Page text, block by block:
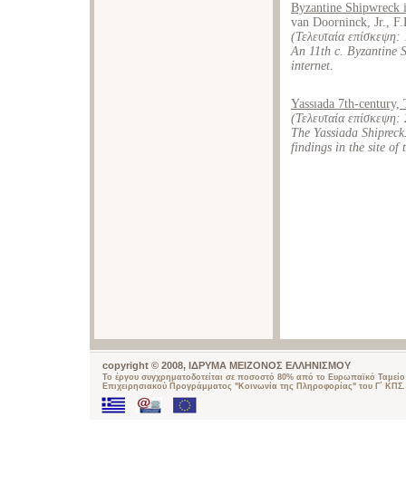
Byzantine Shipwreck
van Doorninck, Jr.,
(Τελευταία επίσκεψη:
An 11th c. Byzantine
internet.
Yassıada 7th-
(Τελευταία επίσκεψη:
The Yassiada
findings in the site of
copyright © 2008, ΙΔΡΥΜΑ ΜΕΙΖΟΝΟΣ ΕΛΛΗΝΙΣΜΟΥ
Το έργου συγχρηματοδοτείται σε ποσοστό 80% από το Ευρωπαϊκό
Επιχειρησιακού Προγράμματος "Κοινωνία της Πληροφορίας" του Γ΄ ΚΠΣ.